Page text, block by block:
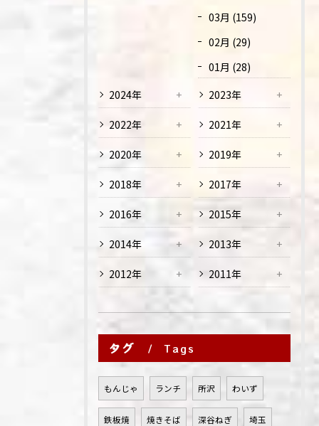
03月 (159)
02月 (29)
01月 (28)
2024年
2023年
2022年 2021年
2020年 2019年
2018年 2017年
2016年 2015年
2014年 2013年
2012年 2011年
タグ Tags
もんじゃ ランチ 所沢 わいず
鉄板焼 焼きそば 深谷ねぎ 埼玉